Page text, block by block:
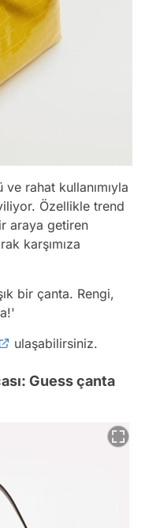
ve rahat kullanımıyla
Özellikle trend
araya getiren
karşımıza
bir çanta. Rengi,
ulaşabilirsiniz.
Guess çanta